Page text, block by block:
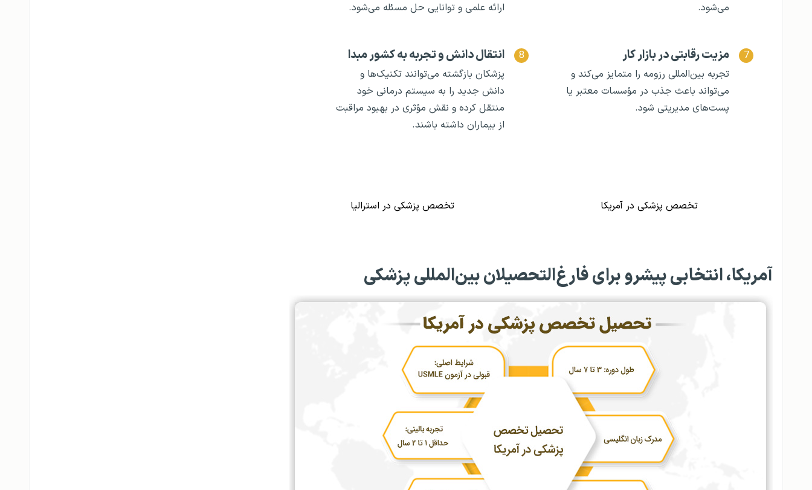
می‌شود.
ارائه علمی و توانایی حل مسئله می‌شود.
مزیت رقابتی در بازار کار
تجربه بین‌المللی رزومه را متمایز می‌کند و
می‌تواند باعث جذب در مؤسسات معتبر یا
پست‌های مدیریتی شود.
انتقال دانش و تجربه به کشور مبدا
پزشکان بازگشته می‌توانند تکنیک‌ها و
دانش جدید را به سیستم درمانی خود
منتقل کرده و نقش مؤثری در بهبود مراقبت
از بیماران داشته باشند.
تخصص پزشکی در آمریکا تخصص پزشکی در استرالیا
آمریکا، انتخابی پیشرو برای فارغ‌التحصیلان بین‌المللی پزشکی